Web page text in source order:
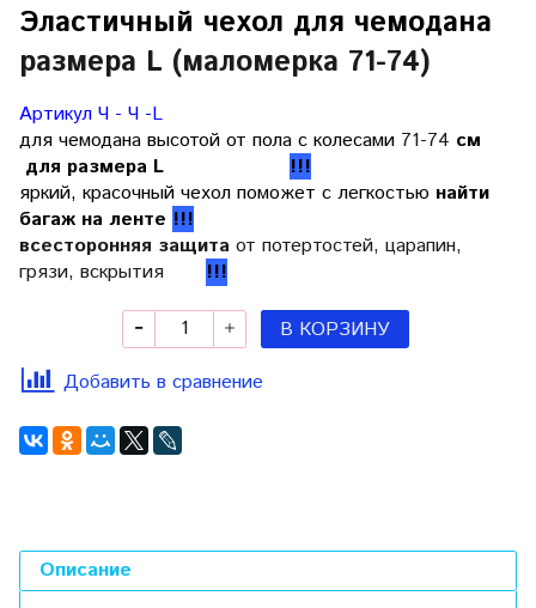
Эластичный чехол для чемодана
размера L (маломерка 71-74)
Артикул Ч - Ч -L
для чемодана высотой от пола с колесами 71-74 см
для размера L !!!
яркий, красочный чехол поможет с легкостью найти
багаж на ленте !!!
всесторонняя защита от потертостей, царапин,
грязи, вскрытия
!!!
В КОРЗИНУ
Добавить в сравнение
Описание